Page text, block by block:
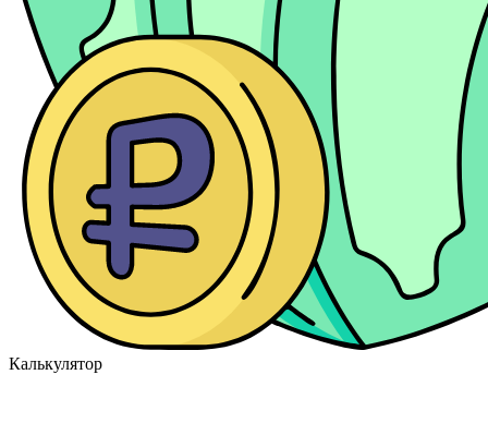
Калькулятор